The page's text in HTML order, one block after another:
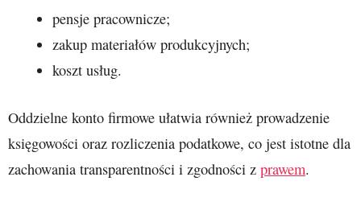
pensje pracownicze;
zakup materiałów produkcyjnych;
koszt usług.
Oddzielne konto firmowe ułatwia również prowadzenie
księgowości oraz rozliczenia podatkowe, co jest istotne dla
zachowania transparentności i zgodności z prawem.